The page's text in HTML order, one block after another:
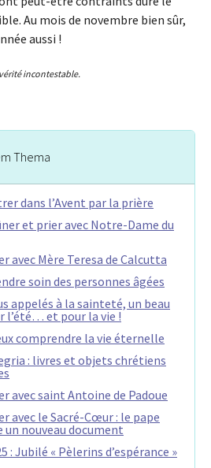
Au mois de novembre bien sûr,
aussi !
incontestable.
Thema
dans l’Avent par la prière
et prier avec Notre-Dame du
avec Mère Teresa de Calcutta
soin des personnes âgées
appelés à la sainteté, un beau
l’été… et pour la vie !
comprendre la vie éternelle
: livres et objets chrétiens
avec saint Antoine de Padoue
avec le Sacré-Cœur : le pape
un nouveau document
: Jubilé « Pèlerins d’espérance »